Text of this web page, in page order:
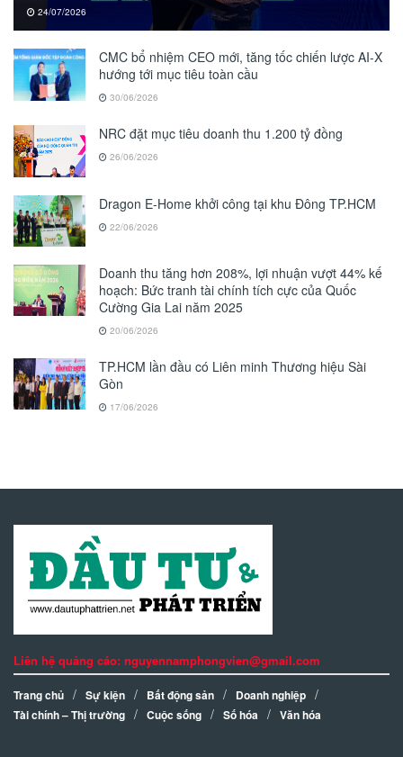
24/07/2026
CMC bổ nhiệm CEO mới, tăng tốc chiến lược AI-X
hướng tới mục tiêu toàn cầu
30/06/2026
NRC đặt mục tiêu doanh thu 1.200 tỷ đồng
26/06/2026
Dragon E-Home khởi công tại khu Đông TP.HCM
22/06/2026
Doanh thu tăng hơn 208%, lợi nhuận vượt 44% kế
hoạch: Bức tranh tài chính tích cực của Quốc
Cường Gia Lai năm 2025
20/06/2026
TP.HCM lần đầu có Liên minh Thương hiệu Sài
Gòn
17/06/2026
Liên hệ quảng cáo: nguyennamphongvien@gmail.com
Trang chủ Sự kiện Bất động sản
Doanh nghiệp
Tài chính – Thị trường
Cuộc sống Số hóa Văn hóa